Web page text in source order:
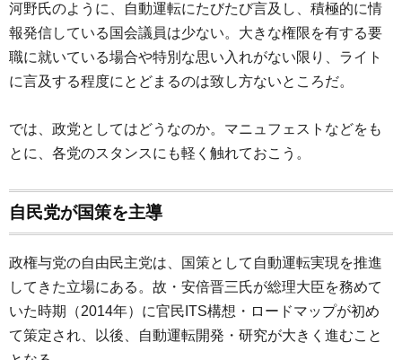
河野氏のように、自動運転にたびたび言及し、積極的に情
報発信している国会議員は少ない。大きな権限を有する要
職に就いている場合や特別な思い入れがない限り、ライト
に言及する程度にとどまるのは致し方ないところだ。
では、政党としてはどうなのか。マニュフェストなどをも
とに、各党のスタンスにも軽く触れておこう。
自民党が国策を主導
政権与党の自由民主党は、国策として自動運転実現を推進
してきた立場にある。故・安倍晋三氏が総理大臣を務めて
いた時期（2014年）に官民ITS構想・ロードマップが初め
て策定され、以後、自動運転開発・研究が大きく進むこと